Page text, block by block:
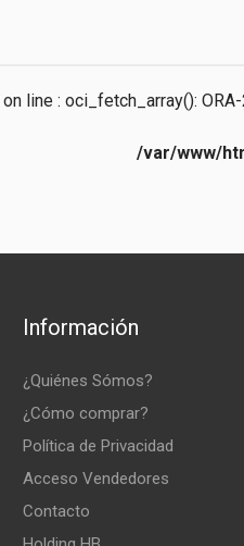
on line : oci_fetch_array():
/var/www/
Información
¿Quiénes Sómos?
¿Cómo comprar?
Política de Privacidad
Acceso Vendedores
Contacto